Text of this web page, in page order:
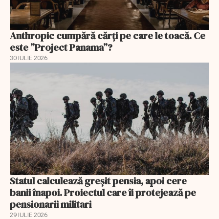
Anthropic cumpără cărți pe care le toacă. Ce
este ”Project Panama”?
30 IULIE 2026
Statul calculează greșit pensia, apoi cere
banii înapoi. Proiectul care îi protejează pe
pensionarii militari
29 IULIE 2026